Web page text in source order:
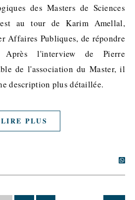
des Masters de Sciences
au tour de Karim Amellal,
Affaires Publiques, de répondre
l'interview de Pierre
de l'association du Master, il
description plus détaillée.
LIRE PLUS